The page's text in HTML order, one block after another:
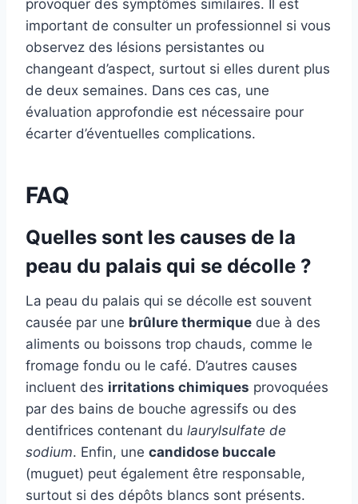
provoquer des symptômes similaires. Il est
important de consulter un professionnel si vous
observez des lésions persistantes ou
changeant d’aspect, surtout si elles durent plus
de deux semaines. Dans ces cas, une
évaluation approfondie est nécessaire pour
écarter d’éventuelles complications.
FAQ
Quelles sont les causes de la
peau du palais qui se décolle ?
La peau du palais qui se décolle est souvent
causée par une brûlure thermique due à des
aliments ou boissons trop chauds, comme le
fromage fondu ou le café. D’autres causes
incluent des irritations chimiques provoquées
par des bains de bouche agressifs ou des
dentifrices contenant du laurylsulfate de
sodium. Enfin, une candidose buccale
(muguet) peut également être responsable,
surtout si des dépôts blancs sont présents.